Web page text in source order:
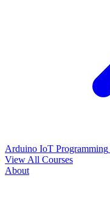
Arduino IoT Programming
View All Courses
About